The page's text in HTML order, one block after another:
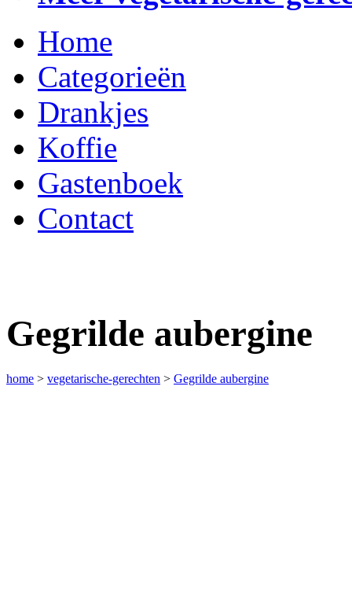
Home
Categorieën
Drankjes
Koffie
Gastenboek
Contact
Gegrilde aubergine
home > vegetarische-gerechten > Gegrilde aubergine